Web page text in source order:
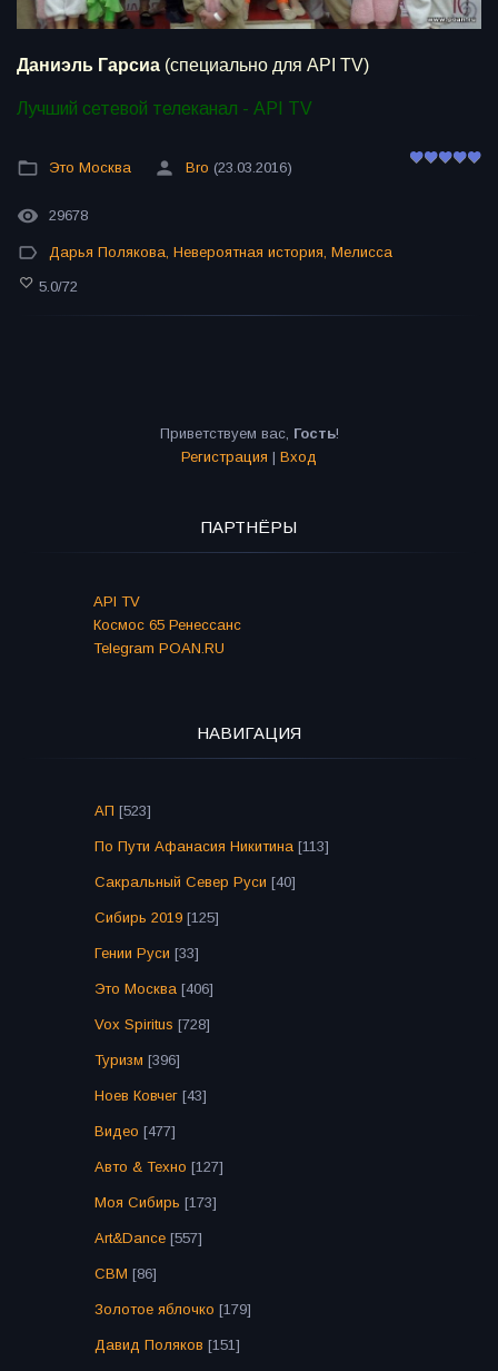
Даниэль Гарсиа (специально для API TV)
Лучший сетевой телеканал - API TV
Это Москва Bro (23.03.2016)
29678
Дарья Полякова, Невероятная история, Мелисса
5.0/72
Приветствуем вас, Гость!
Регистрация | Вход
ПАРТНЁРЫ
API TV
Космос 65 Ренессанс
Telegram POAN.RU
НАВИГАЦИЯ
АП [523]
По Пути Афанасия Никитина [113]
Сакральный Север Руси [40]
Сибирь 2019 [125]
Гении Руси [33]
Это Москва [406]
Vox Spiritus [728]
Туризм [396]
Ноев Ковчег [43]
Видео [477]
Авто & Техно [127]
Моя Сибирь [173]
Art&Dance [557]
СВМ [86]
Золотое яблочко [179]
Давид Поляков [151]